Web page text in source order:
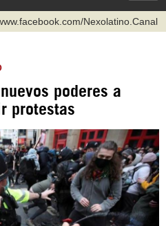
Nexolatino.Canal
nexo_latino
hispantvcanal
c/hispantv
como: hispan_tv
poderes a
protestas